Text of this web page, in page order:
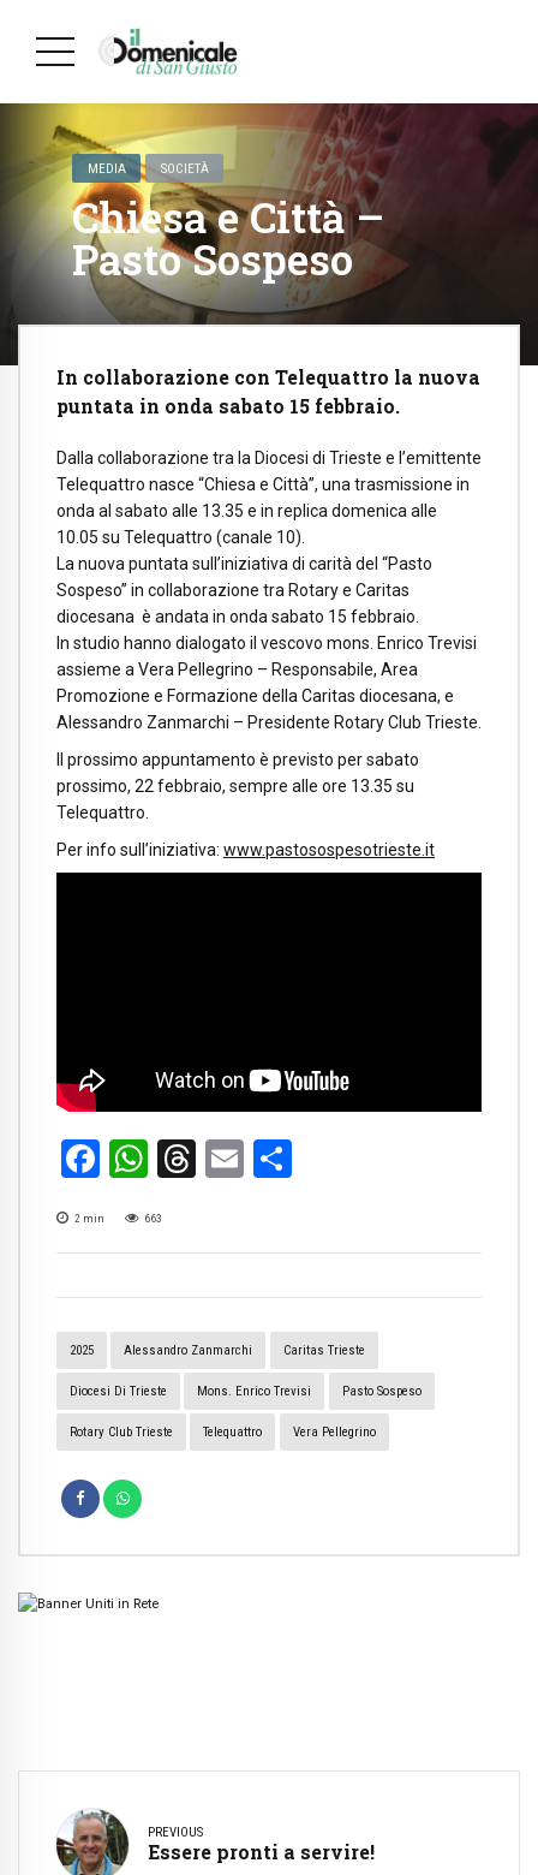
MEDIA SOCIETÀ
Chiesa e Città –
Pasto Sospeso
In collaborazione con Telequattro la nuova
puntata in onda sabato 15 febbraio.
Dalla collaborazione tra la Diocesi di Trieste e l’emittente
Telequattro nasce “Chiesa e Città”, una trasmissione in
onda al sabato alle 13.35 e in replica domenica alle
10.05 su Telequattro (canale 10).
La nuova puntata sull’iniziativa di carità del “Pasto
Sospeso” in collaborazione tra Rotary e Caritas
diocesana è andata in onda sabato 15 febbraio.
In studio hanno dialogato il vescovo mons. Enrico Trevisi
assieme a Vera Pellegrino – Responsabile, Area
Promozione e Formazione della Caritas diocesana, e
Alessandro Zanmarchi – Presidente Rotary Club Trieste.
Il prossimo appuntamento è previsto per sabato
prossimo, 22 febbraio, sempre alle ore 13.35 su
Telequattro.
Per info sull’iniziativa: www.pastosospesotrieste.it
Facebook
WhatsApp
Threads
Email
2 min 663
2025 Alessandro Zanmarchi Caritas Trieste
Diocesi Di Trieste Mons. Enrico Trevisi Pasto Sospeso
Rotary Club Trieste Telequattro Vera Pellegrino
PREVIOUS
Essere pronti a servire!